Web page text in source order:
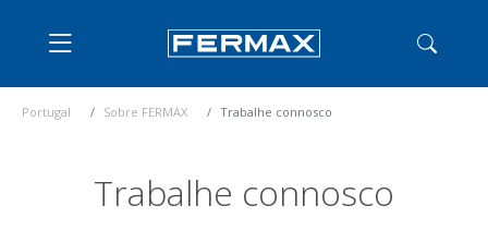
Portugal Sobre FERMAX Trabalhe connosco
Trabalhe connosco